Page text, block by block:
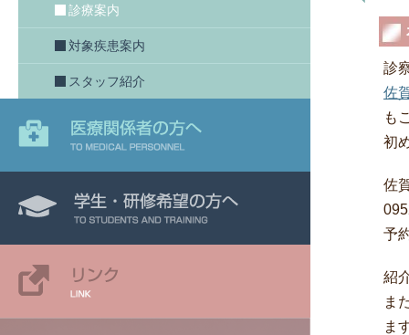
診
佐
も
初
佐
予
紹
ま
ま
診療案内
対象疾患案内
スタッフ紹介